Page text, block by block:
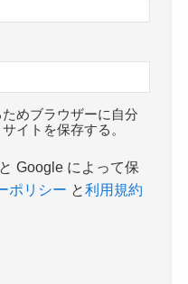
めブラウザーに自分
イトを保存する。
Google によって保
ポリシー と利用規約